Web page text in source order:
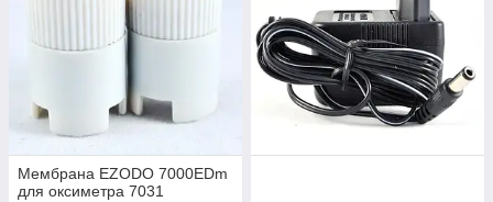
Мембрана EZODO 7000EDm
для оксиметра 7031